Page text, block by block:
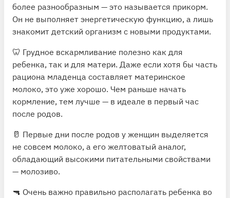
более разнообразным — это называется прикорм.
Он не выполняет энергетическую функцию, а лишь
знакомит детский организм с новыми продуктами.
🦷 Грудное вскармливание полезно как для
ребенка, так и для матери. Даже если хотя бы часть
рациона младенца составляет материнское
молоко, это уже хорошо. Чем раньше начать
кормление, тем лучше — в идеале в первый час
после родов.
🥛 Первые дни после родов у женщин выделяется
не совсем молоко, а его желтоватый аналог,
обладающий высокими питательными свойствами
— молозиво.
🔫 Очень важно правильно располагать ребенка во